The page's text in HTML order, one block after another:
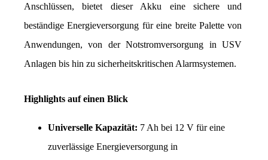
Anschlüssen, bietet dieser Akku eine sichere und
beständige Energieversorgung für eine breite Palette von
Anwendungen, von der Notstromversorgung in USV
Anlagen bis hin zu sicherheitskritischen Alarmsystemen.
Highlights auf einen Blick
Universelle Kapazität: 7 Ah bei 12 V für eine
zuverlässige Energieversorgung in